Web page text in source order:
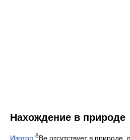
Нахождение в природе
Изотоп 8Be отсутствует в природе,